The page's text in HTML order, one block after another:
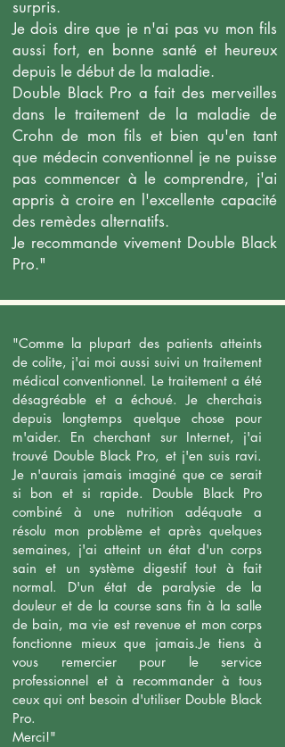
surpris.
Je dois dire que je n'ai pas vu mon fils
aussi fort, en bonne santé et heureux
depuis le début de la maladie.
Double Black Pro a fait des merveilles
dans le traitement de la maladie de
Crohn de mon fils et bien qu'en tant
que médecin conventionnel je ne puisse
pas commencer à le comprendre, j'ai
appris à croire en l'excellente capacité
des remèdes alternatifs.
Je recommande vivement Double Black
Pro."
"Comme la plupart des patients atteints
de colite, j'ai moi aussi suivi un traitement
médical conventionnel. Le traitement a été
désagréable et a échoué. Je cherchais
depuis longtemps quelque chose pour
m'aider. En cherchant sur Internet, j'ai
trouvé Double Black Pro, et j'en suis ravi.
Je n'aurais jamais imaginé que ce serait
si bon et si rapide. Double Black Pro
combiné à une nutrition adéquate a
résolu mon problème et après quelques
semaines, j'ai atteint un état d'un corps
sain et un système digestif tout à fait
normal. D'un état de paralysie de la
douleur et de la course sans fin à la salle
de bain, ma vie est revenue et mon corps
fonctionne mieux que jamais.Je tiens à
vous remercier pour le service
professionnel et à recommander à tous
ceux qui ont besoin d'utiliser Double Black
Pro.
Merci!"